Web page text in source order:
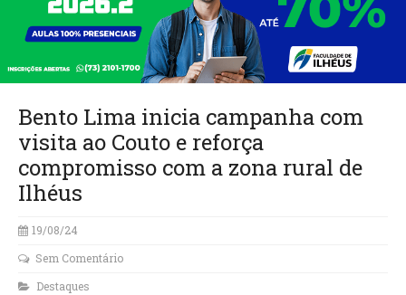
Bento Lima inicia campanha com
visita ao Couto e reforça
compromisso com a zona rural de
Ilhéus
19/08/24
Sem Comentário
Destaques